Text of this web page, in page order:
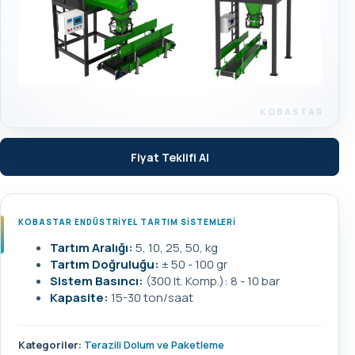
Fiyat Teklifi Al
KOBASTAR ENDÜSTRİYEL TARTIM SİSTEMLERİ
Tartım Aralığı: 5, 10, 25, 50, kg
Tartım Doğruluğu: ± 50 - 100 gr
Sistem Basıncı: (300 lt. Komp.): 8 - 10 bar
Kapasite: 15-30 ton/saat
Kategoriler: Terazili Dolum ve Paketleme